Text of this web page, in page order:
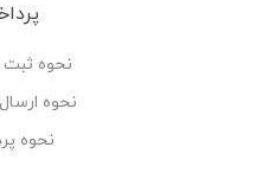
نحوه
نحوه
نحوه